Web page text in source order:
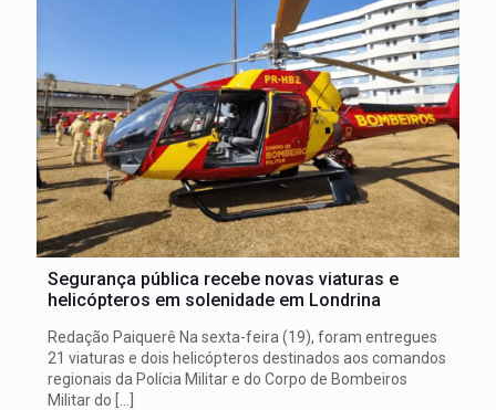
Segurança pública recebe novas viaturas e
helicópteros em solenidade em Londrina
Redação Paiquerê Na sexta-feira (19), foram entregues
21 viaturas e dois helicópteros destinados aos comandos
regionais da Polícia Militar e do Corpo de Bombeiros
Militar do